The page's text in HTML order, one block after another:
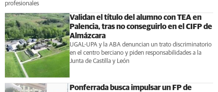
profesionales
Validan el título del alumno con TEA en
Palencia, tras no conseguirlo en el CIFP de
Almázcara
UGAL-UPA y la ABA denuncian un trato discriminatorio
en el centro berciano y piden responsabilidades a la
Junta de Castilla y León
Ponferrada busca impulsar un FP de